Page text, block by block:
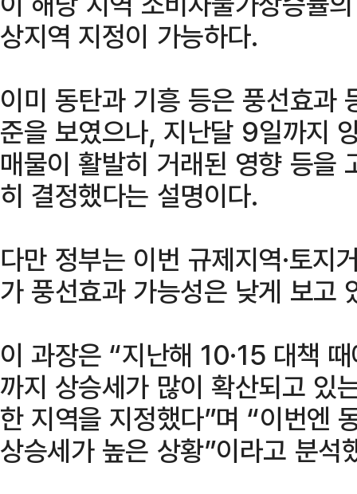
상지역 지정이 가능하다.
이미 동탄과 기흥 등은 풍선효과
준을 보였으나, 지난달 9일까지
매물이 활발히 거래된 영향 등을
히 결정했다는 설명이다.
다만 정부는 이번 규제지역·토지
가 풍선효과 가능성은 낮게 보고
이 과장은 “지난해 10·15 대책
까지 상승세가 많이 확산되고 있
한 지역을 지정했다”며 “이번엔
상승세가 높은 상황”이라고 분석